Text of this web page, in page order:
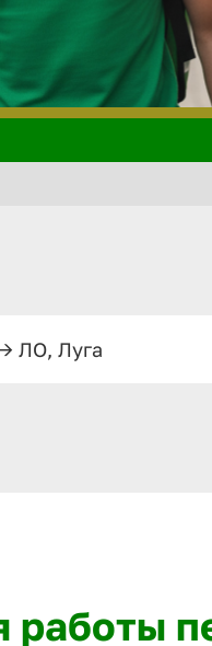
ЛО, Луга
работы